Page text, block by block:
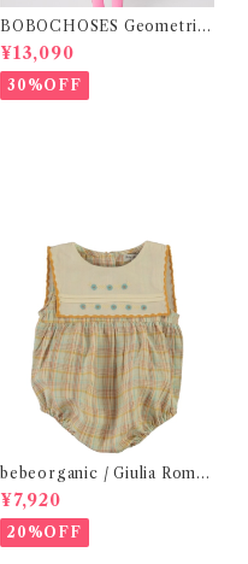
BOBOCHOSES Geometric
Scacs all over dress / 4-8Y
¥13,090
30%OFF
bebeorganic / Giulia Romp
er Lagoon Check( 6・12ｍ)
¥7,920
20%OFF